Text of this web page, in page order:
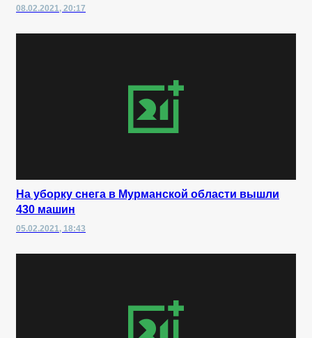
08.02.2021, 20:17
На уборку снега в Мурманской области вышли
430 машин
05.02.2021, 18:43